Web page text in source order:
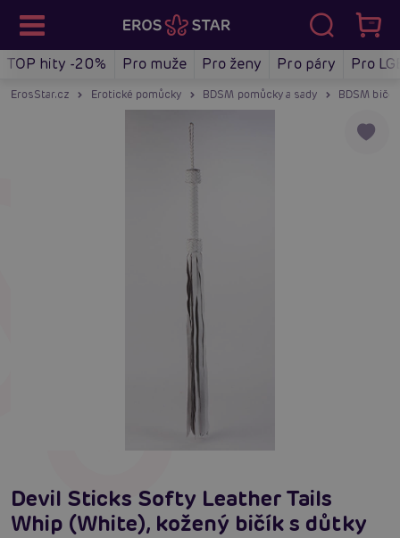
TOP hity -20% Pro muže Pro ženy Pro páry Pro
ErosStar.cz Erotické pomůcky BDSM pomůcky a sady BDSM
Devil Sticks Softy Leather Tails
Whip (White), kožený bičík s důtky